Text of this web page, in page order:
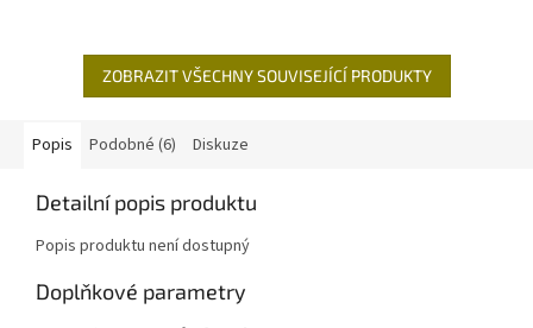
ZOBRAZIT VŠECHNY SOUVISEJÍCÍ PRODUKTY
Popis Podobné (6) Diskuze
Detailní popis produktu
Popis produktu není dostupný
Doplňkové parametry